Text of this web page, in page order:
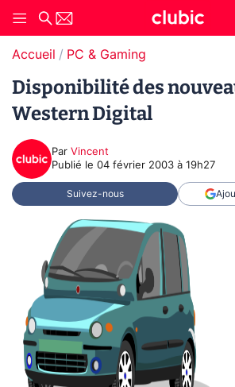
Accueil PC & Gaming
Disponibilité des
Western Digital
Par Vincent
Publié le 04 février 2003 à 19h27
Suivez-nous